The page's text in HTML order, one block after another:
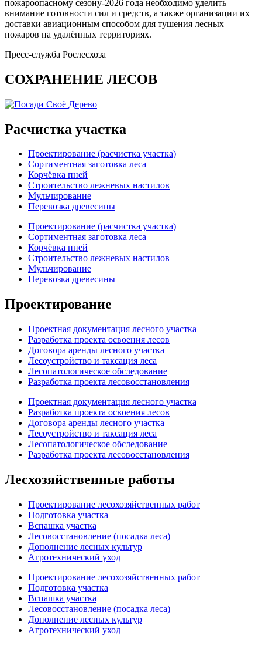
пожароопасному сезону-2026 года необходимо уделить
внимание готовности сил и средств, а также организации их
доставки авиационным способом для тушения лесных
пожаров на удалённых территориях.
Пресс-служба Рослесхоза
СОХРАНЕНИЕ ЛЕСОВ
Расчистка участка
Проектирование (расчистка участка)
Сортиментная заготовка леса
Корчёвка пней
Строительство лежневых настилов
Мульчирование
Перевозка древесины
Проектирование (расчистка участка)
Сортиментная заготовка леса
Корчёвка пней
Строительство лежневых настилов
Мульчирование
Перевозка древесины
Проектирование
Проектная документация лесного участка
Разработка проекта освоения лесов
Договора аренды лесного участка
Лесоустройство и таксация леса
Лесопатологическое обследование
Разработка проекта лесовосстановления
Проектная документация лесного участка
Разработка проекта освоения лесов
Договора аренды лесного участка
Лесоустройство и таксация леса
Лесопатологическое обследование
Разработка проекта лесовосстановления
Лесхозяйственные работы
Проектирование лесохозяйственных работ
Подготовка участка
Вспашка участка
Лесовосстановление (посадка леса)
Дополнение лесных культур
Агротехнический уход
Проектирование лесохозяйственных работ
Подготовка участка
Вспашка участка
Лесовосстановление (посадка леса)
Дополнение лесных культур
Агротехнический уход